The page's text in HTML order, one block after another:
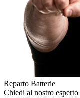
Reparto Batterie
Chiedi al nostro esperto